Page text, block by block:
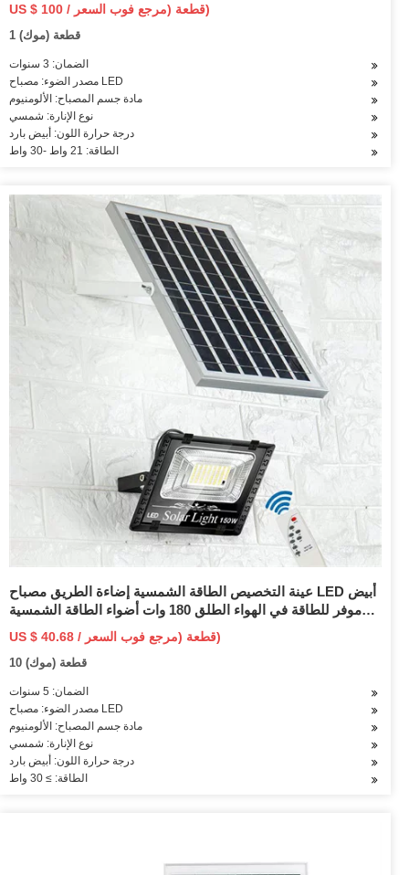
US $ 100 / قطعة (مرجع فوب السعر)
1 قطعة (موك)
الضمان: 3 سنوات
مصدر الضوء: مصباح LED
مادة جسم المصباح: الألومنيوم
نوع الإنارة: شمسي
درجة حرارة اللون: أبيض بارد
الطاقة: 21 واط -30 واط
عينة التخصيص الطاقة الشمسية إضاءة الطريق مصباح LED أبيض
موفر للطاقة في الهواء الطلق 180 وات أضواء الطاقة الشمسية
LED الكل في واحد LED الشمسية ضوء الشارع
US $ 40.68 / قطعة (مرجع فوب السعر)
10 قطعة (موك)
الضمان: 5 سنوات
مصدر الضوء: مصباح LED
مادة جسم المصباح: الألومنيوم
نوع الإنارة: شمسي
درجة حرارة اللون: أبيض بارد
الطاقة: ≥ 30 واط